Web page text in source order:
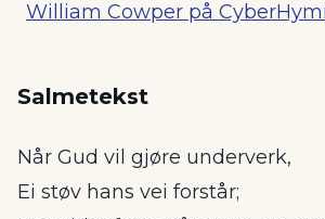
William Cowper på
Salmetekst
Når Gud vil gjøre underverk,
Ei støv hans vei forstår;